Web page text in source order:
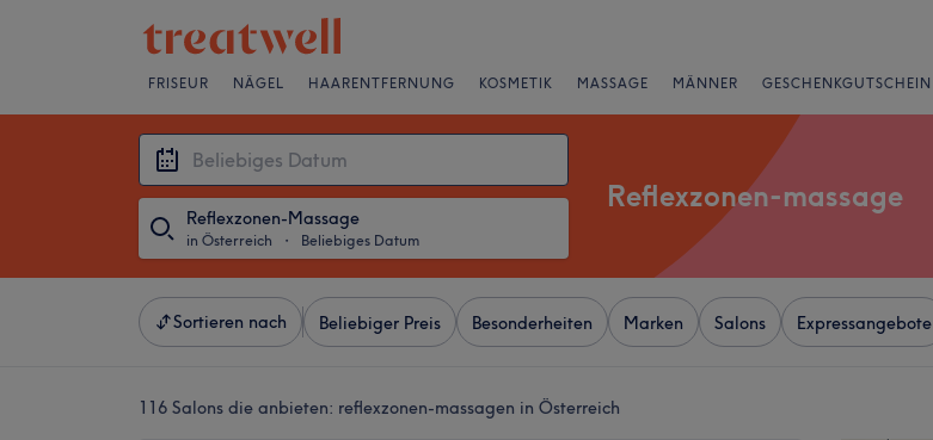
FRISEUR NÄGEL HAARENTFERNUNG KOSMETIK MASSAGE MÄNNER GESCHENKGUTSCHEIN
Reflexzonen-Massage
in Österreich ・ Beliebiges Datum
Reflexzonen-massage
Sortieren nach Beliebiger Preis Besonderheiten Marken Salons Expressangebote
116 Salons die anbieten: reflexzonen-massagen in Österreich